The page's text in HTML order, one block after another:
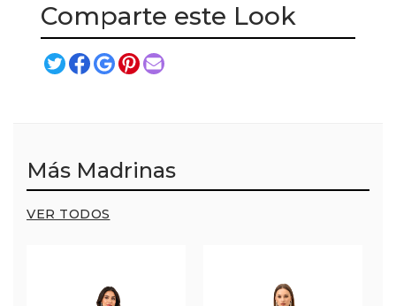
Comparte este Look
Más Madrinas
VER TODOS